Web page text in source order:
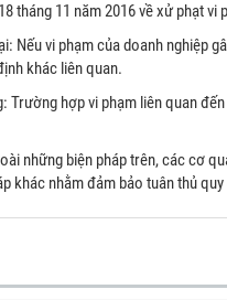
tháng 11 năm 2016 về xử phạt
Nếu vi phạm của doanh nghiệp
khác liên quan.
Trường hợp vi phạm liên quan
những biện pháp trên, các cơ
khác nhằm đảm bảo tuân thủ